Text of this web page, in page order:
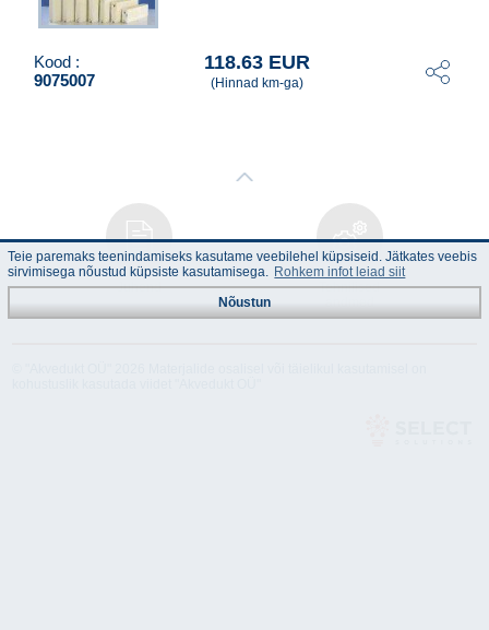
Kood :
9075007
118.63 EUR
(Hinnad km-ga)
Juhend
Tehnilised
Teie paremaks teenindamiseks kasutame veebilehel küpsiseid. Jätkates veebis
sirvimisega nõustud küpsiste kasutamisega. Rohkem infot leiad siit
Nõustun